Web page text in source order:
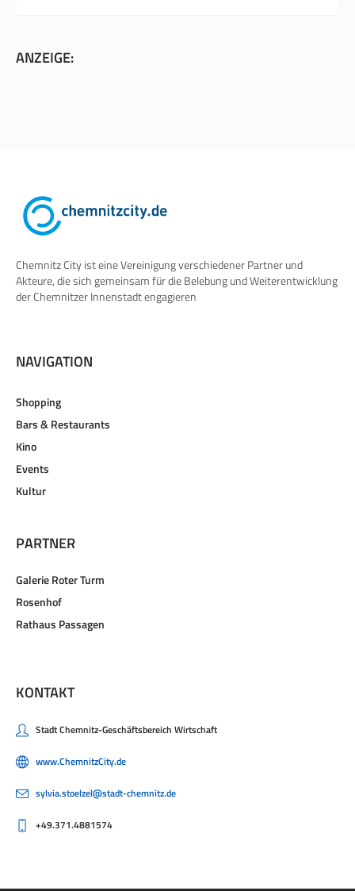
ANZEIGE:
Chemnitz City ist eine Vereinigung verschiedener Partner und
Akteure, die sich gemeinsam für die Belebung und Weiterentwicklung
der Chemnitzer Innenstadt engagieren
NAVIGATION
Shopping
Bars & Restaurants
Kino
Events
Kultur
PARTNER
Galerie Roter Turm
Rosenhof
Rathaus Passagen
KONTAKT
Stadt Chemnitz-Geschäftsbereich Wirtschaft
www.ChemnitzCity.de
sylvia.stoelzel@stadt-chemnitz.de
+49.371.4881574